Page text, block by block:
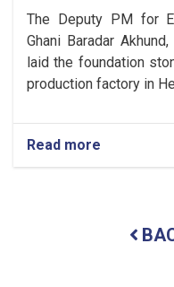
The Deputy PM for
Ghani Baradar
laid the foundation
production factory in
Read more
Akhund